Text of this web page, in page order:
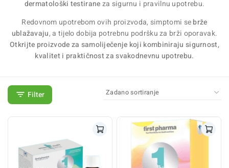
dermatološki testiraneza sigurnu i pravilnu upotrebu.
Redovnom upotrebom ovih proizvoda, simptomi sebrže
ublažavaju, a tijelo dobija potrebnu podršku za brži oporavak.
Otkrijte proizvode za samoliječenje koji kombiniraju sigurnost,
kvalitet i praktičnost za svakodnevnu upotrebu.
Filter